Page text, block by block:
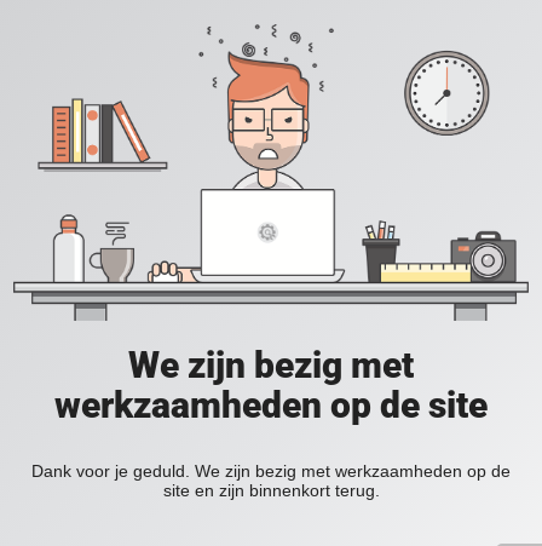
We zijn bezig met
werkzaamheden op de site
Dank voor je geduld. We zijn bezig met werkzaamheden op de
site en zijn binnenkort terug.